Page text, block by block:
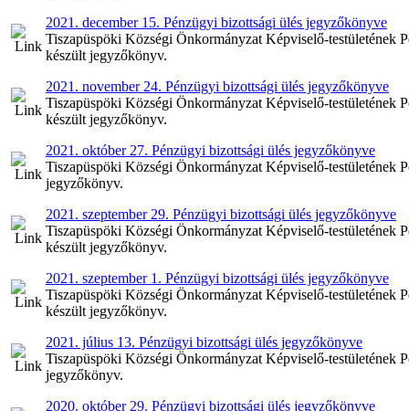
2021. december 15. Pénzügyi bizottsági ülés jegyzőkönyve
Tiszapüspöki Községi Önkormányzat Képviselő-testületének
készült jegyzőkönyv.
2021. november 24. Pénzügyi bizottsági ülés jegyzőkönyve
Tiszapüspöki Községi Önkormányzat Képviselő-testületének
készült jegyzőkönyv.
2021. október 27. Pénzügyi bizottsági ülés jegyzőkönyve
Tiszapüspöki Községi Önkormányzat Képviselő-testületének
jegyzőkönyv.
2021. szeptember 29. Pénzügyi bizottsági ülés jegyzőkönyve
Tiszapüspöki Községi Önkormányzat Képviselő-testületének
készült jegyzőkönyv.
2021. szeptember 1. Pénzügyi bizottsági ülés jegyzőkönyve
Tiszapüspöki Községi Önkormányzat Képviselő-testületének
készült jegyzőkönyv.
2021. július 13. Pénzügyi bizottsági ülés jegyzőkönyve
Tiszapüspöki Községi Önkormányzat Képviselő-testületének
jegyzőkönyv.
2020. október 29. Pénzügyi bizottsági ülés jegyzőkönyve